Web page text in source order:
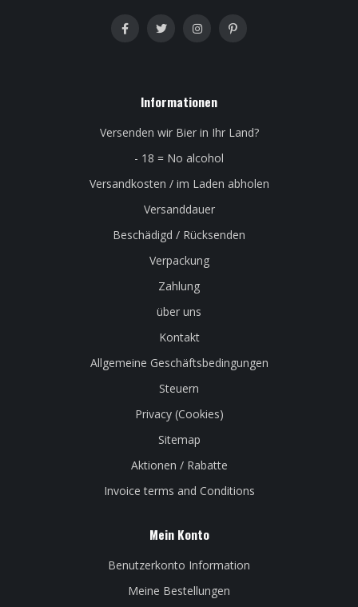
Informationen
Versenden wir Bier in Ihr Land?
- 18 = No alcohol
Versandkosten / im Laden abholen
Versanddauer
Beschädigd / Rücksenden
Verpackung
Zahlung
über uns
Kontakt
Allgemeine Geschäftsbedingungen
Steuern
Privacy (Cookies)
Sitemap
Aktionen / Rabatte
Invoice terms and Conditions
Mein Konto
Benutzerkonto Information
Meine Bestellungen